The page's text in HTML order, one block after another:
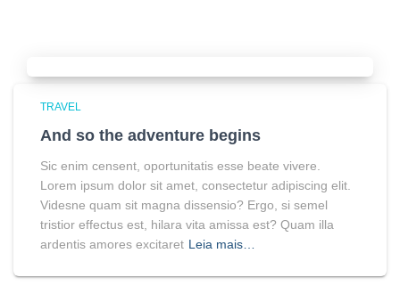
TRAVEL
And so the adventure begins
Sic enim censent, oportunitatis esse beate vivere.
Lorem ipsum dolor sit amet, consectetur adipiscing elit.
Videsne quam sit magna dissensio? Ergo, si semel
tristior effectus est, hilara vita amissa est? Quam illa
ardentis amores excitaret Leia mais…